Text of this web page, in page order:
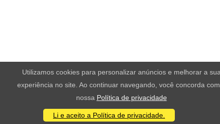
Utilizamos cookies para personalizar anúncios e melhorar a
experiência no site. Ao continuar navegando, você concorda
nossa Política de privacidade
Li e aceito a Política de privacidade.